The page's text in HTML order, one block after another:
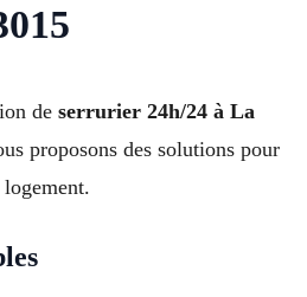
de serrurier 24h/24 à La
proposons des solutions pour